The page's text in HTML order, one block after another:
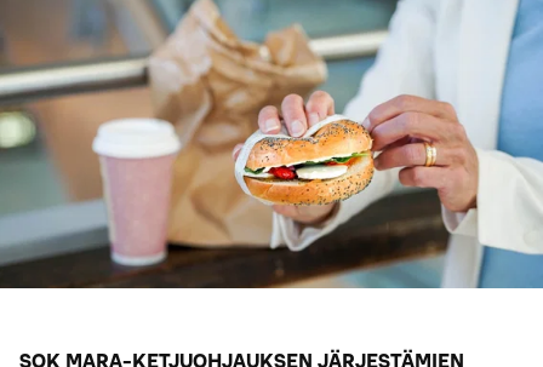
SOK MARA-KETJUOHJAUKSEN JÄRJESTÄMIEN